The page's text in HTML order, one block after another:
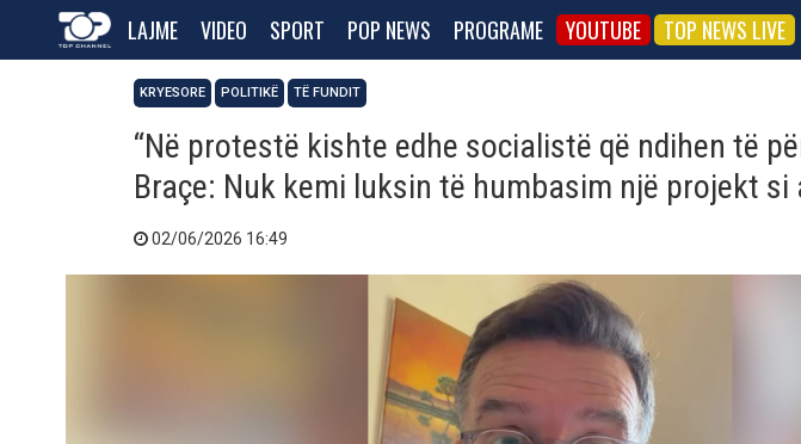
LAJME VIDEO SPORT POP NEWS PROGRAME YOUTUBE TOP NEWS LIVE
KRYESORE POLITIKË TË FUNDIT
“Në protestë kishte edhe socialistë që ndihen të
Braçe: Nuk kemi luksin të humbasim një projekt si
02/06/2026 16:49